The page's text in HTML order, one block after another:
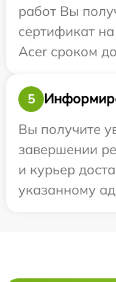
работ Вы
сертификат
Acer сроком
5
Вы получите
завершении
и курьер
указанному